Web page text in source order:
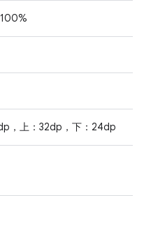
，上：32dp，下：24dp